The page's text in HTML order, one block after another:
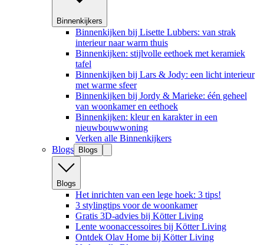
Binnenkijkers
Binnenkijken bij Lisette Lubbers: van strak
interieur naar warm thuis
Binnenkijken: stijlvolle eethoek met keramiek
tafel
Binnenkijken bij Lars & Jody: een licht interieur
met warme sfeer
Binnenkijken bij Jordy & Marieke: één geheel
van woonkamer en eethoek
Binnenkijken: kleur en karakter in een
nieuwbouwwoning
Verken alle Binnenkijkers
Blogs
Blogs
Blogs
Het inrichten van een lege hoek: 3 tips!
3 stylingtips voor de woonkamer
Gratis 3D-advies bij Kötter Living
Lente woonaccessoires bij Kötter Living
Ontdek Olav Home bij Kötter Living